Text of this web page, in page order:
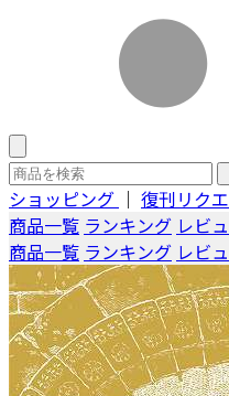
ショッピング ｜ 復刊リク
商品一覧 ランキング レビ
商品一覧 ランキング レビ